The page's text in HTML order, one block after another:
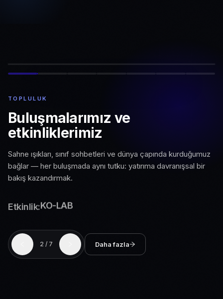
TOPLULUK
Buluşmalarımız ve
etkinliklerimiz
Sahne ışıkları, sınıf sohbetleri ve dünya çapında kurduğumuz
bağlar — her buluşmada aynı tutku: yatırıma davranışsal bir
bakış kazandırmak.
Etkinlik:BTM Sahne XL
2 / 7 Daha fazla